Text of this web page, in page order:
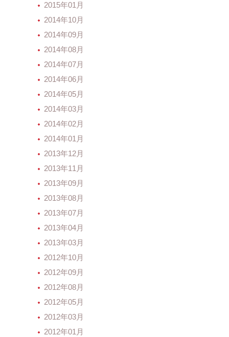
2015年01月
2014年10月
2014年09月
2014年08月
2014年07月
2014年06月
2014年05月
2014年03月
2014年02月
2014年01月
2013年12月
2013年11月
2013年09月
2013年08月
2013年07月
2013年04月
2013年03月
2012年10月
2012年09月
2012年08月
2012年05月
2012年03月
2012年01月